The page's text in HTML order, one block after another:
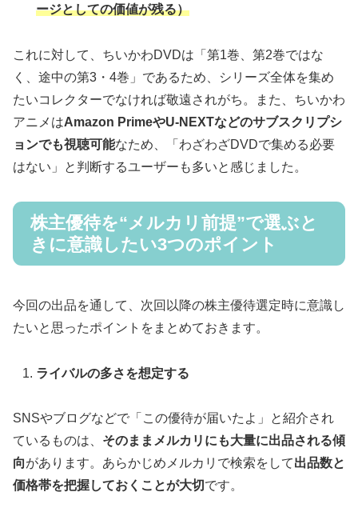
ージとしての価値が残る）
これに対して、ちいかわDVDは「第1巻、第2巻ではな
く、途中の第3・4巻」であるため、シリーズ全体を集め
たいコレクターでなければ敬遠されがち。また、ちいかわ
アニメはAmazon PrimeやU-NEXTなどのサブスクリプシ
ョンでも視聴可能なため、「わざわざDVDで集める必要
はない」と判断するユーザーも多いと感じました。
株主優待を“メルカリ前提”で選ぶと
きに意識したい3つのポイント
今回の出品を通して、次回以降の株主優待選定時に意識し
たいと思ったポイントをまとめておきます。
ライバルの多さを想定する
SNSやブログなどで「この優待が届いたよ」と紹介され
ているものは、 そのままメルカリにも大量に出品される傾
向があります。あらかじめメルカリで検索をして出品数と
価格帯を把握しておくことが大切 です。